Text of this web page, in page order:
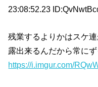
23:08:52.23
残業するよりかはスケ
露出来るんだから常に
https://i.imgur.com/